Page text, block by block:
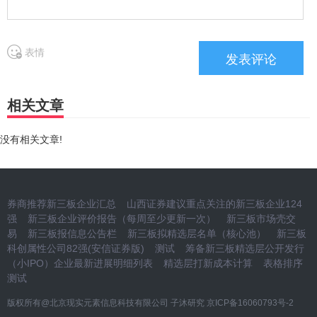
表情
相关文章
没有相关文章!
券商推荐新三板企业汇总
山西证券建议重点关注的新三板企业124
强
新三板企业评价报告（每周至少更新一次）
新三板市场壳交
易
新三板报信息公告栏 新三板拟精选层名单（核心池）
新三板
科创属性公司82强(安信证券版)
测试
筹备新三板精选层公开发行
（小IPO）企业最新进展明细列表
精选层打新成本计算
表格排序
测试
版权所有@北京现实元素信息科技有限公司 子沐研究 京ICP备16060793号-2